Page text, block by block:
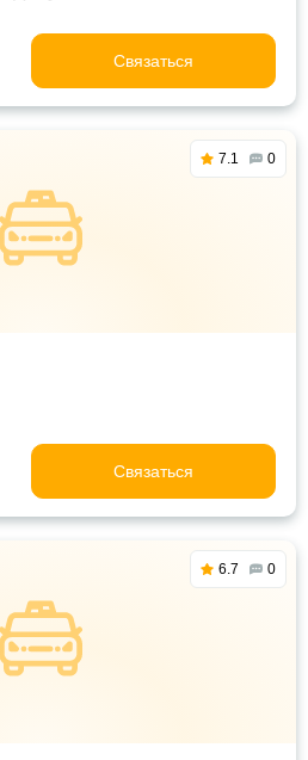
Связаться
7.1 0
Связаться
6.7 0